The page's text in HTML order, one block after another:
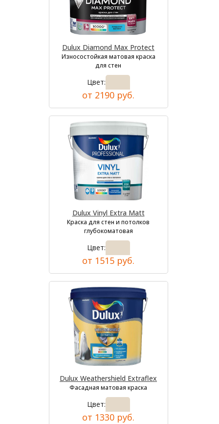
Dulux Diamond Max Protect
Износостойкая матовая краска
для стен
Цвет:
от 2190 руб.
Dulux Vinyl Extra Matt
Краска для стен и потолков
глубокоматовая
Цвет:
от 1515 руб.
Dulux Weathershield Extraflex
Фасадная матовая краска
Цвет:
от 1330 руб.